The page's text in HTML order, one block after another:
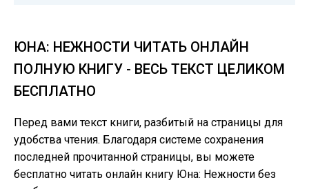
ЮНА: НЕЖНОСТИ ЧИТАТЬ ОНЛАЙН
ПОЛНУЮ КНИГУ - ВЕСЬ ТЕКСТ ЦЕЛИКОМ
БЕСПЛАТНО
Перед вами текст книги, разбитый на страницы для
удобства чтения. Благодаря системе сохранения
последней прочитанной страницы, вы можете
бесплатно читать онлайн книгу Юна: Нежности без